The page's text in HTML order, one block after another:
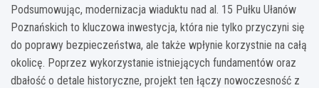
Podsumowując, modernizacja wiaduktu nad al. 15 Pułku Ułanów
Poznańskich to kluczowa inwestycja, która nie tylko przyczyni się
do poprawy bezpieczeństwa, ale także wpłynie korzystnie na całą
okolicę. Poprzez wykorzystanie istniejących fundamentów oraz
dbałość o detale historyczne, projekt ten łączy nowoczesność z